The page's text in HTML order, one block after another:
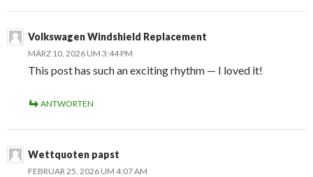
Volkswagen Windshield Replacement
MÄRZ 10, 2026 UM 3:44 PM
This post has such an exciting rhythm — I loved it!
ANTWORTEN
Wettquoten papst
FEBRUAR 25, 2026 UM 4:07 AM